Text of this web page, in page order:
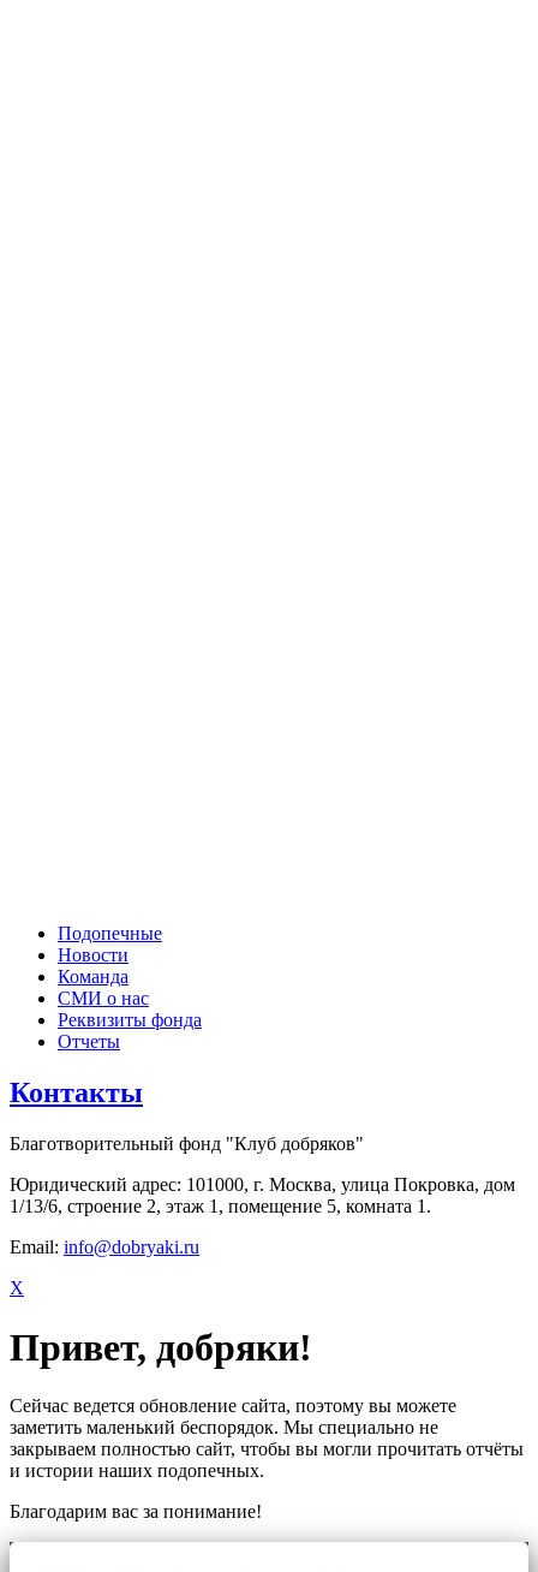
Подопечные
Новости
Команда
СМИ о нас
Реквизиты фонда
Отчеты
Контакты
Благотворительный фонд "Клуб добряков"
Юридический адрес: 101000, г. Москва, улица Покровка, дом
1/13/6, строение 2, этаж 1, помещение 5, комната 1.
Email: info@dobryaki.ru
X
Привет, добряки!
Сейчас ведется обновление сайта, поэтому вы можете
заметить маленький беспорядок. Мы специально не
закрываем полностью сайт, чтобы вы могли прочитать отчёты
и истории наших подопечных.
Благодарим вас за понимание!